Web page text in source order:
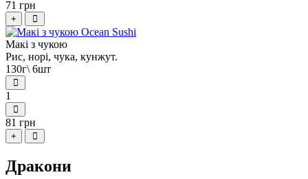
71 грн
+
Макі з чукою
Рис, норі, чука, кунжут.
130г\ 6шт
1
81 грн
+
Дракони